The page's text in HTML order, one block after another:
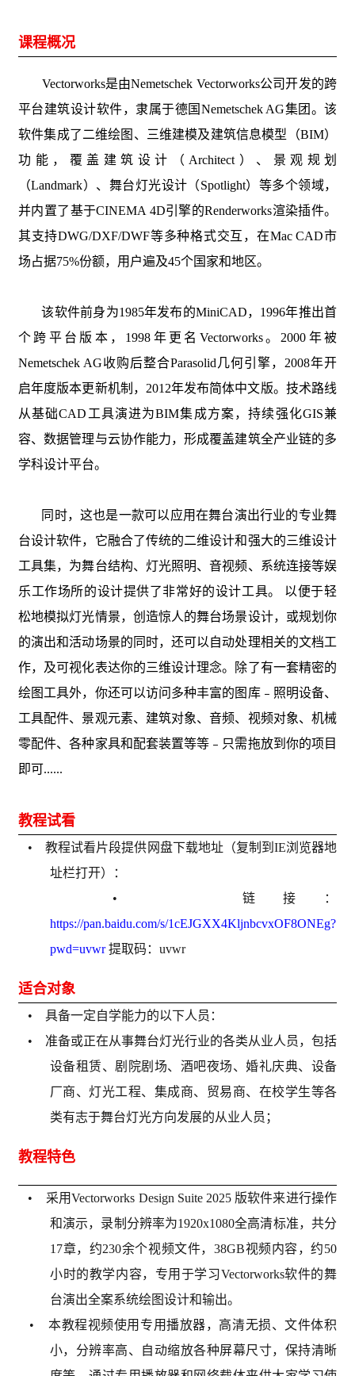
课程概况
Vectorworks是由Nemetschek Vectorworks公司开发的跨
平台建筑设计软件，隶属于德国Nemetschek AG集团。该
软件集成了二维绘图、三维建模及建筑信息模型（BIM）
功能，覆盖建筑设计（Architect）、景观规划
（Landmark）、舞台灯光设计（Spotlight）等多个领域，
并内置了基于CINEMA 4D引擎的Renderworks渲染插件。
其支持DWG/DXF/DWF等多种格式交互，在Mac CAD市
场占据75%份额，用户遍及45个国家和地区。
该软件前身为1985年发布的MiniCAD，1996年推出首
个跨平台版本，1998年更名Vectorworks。2000年被
Nemetschek AG收购后整合Parasolid几何引擎，2008年开
启年度版本更新机制，2012年发布简体中文版。技术路线
从基础CAD工具演进为BIM集成方案，持续强化GIS兼
容、数据管理与云协作能力，形成覆盖建筑全产业链的多
学科设计平台。
同时，这也是一款可以应用在舞台演出行业的专业舞
台设计软件，它融合了传统的二维设计和强大的三维设计
工具集，为舞台结构、灯光照明、音视频、系统连接等娱
乐工作场所的设计提供了非常好的设计工具。 以便于轻
松地模拟灯光情景，创造惊人的舞台场景设计，或规划你
的演出和活动场景的同时，还可以自动处理相关的文档工
作，及可视化表达你的三维设计理念。除了有一套精密的
绘图工具外，你还可以访问多种丰富的图库﹣照明设备、
工具配件、景观元素、建筑对象、音频、视频对象、机械
零配件、各种家具和配套装置等等﹣只需拖放到你的项目
即可......
教程试看
• 教程试看片段提供网盘下载地址（复制到IE浏览器地
址栏打开）：
• 链接：
https://pan.baidu.com/s/1cEJGXX4KljnbcvxOF8ONEg?
pwd=uvwr提取码：uvwr
适合对象
• 具备一定自学能力的以下人员：
• 准备或正在从事舞台灯光行业的各类从业人员，包括
设备租赁、剧院剧场、酒吧夜场、婚礼庆典、设备
厂商、灯光工程、集成商、贸易商、在校学生等各
类有志于舞台灯光方向发展的从业人员；
教程特色
• 采用Vectorworks Design Suite 2025 版软件来进行操作
和演示，录制分辨率为1920x1080全高清标准，共分
17章，约230余个视频文件，38GB视频内容，约50
小时的教学内容，专用于学习Vectorworks软件的舞
台演出全案系统绘图设计和输出。
• 本教程视频使用专用播放器，高清无损、文件体积
小，分辨率高、自动缩放各种屏幕尺寸，保持清晰